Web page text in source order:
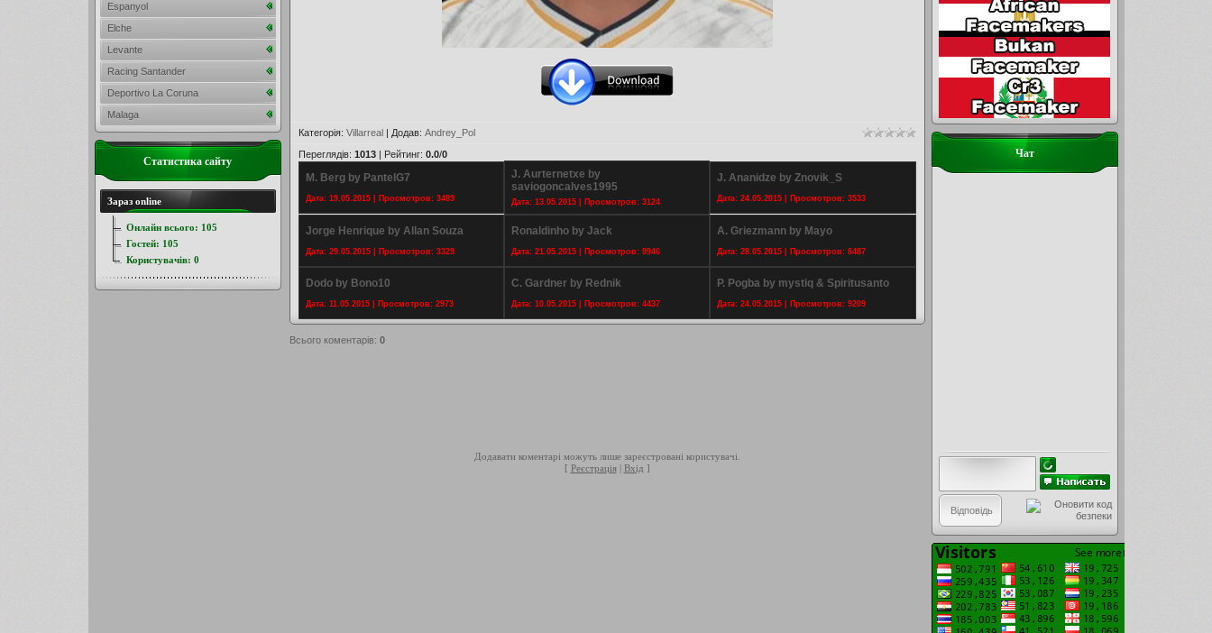
Категорія: Villarreal| Додав: Andrey_Pol
Переглядів: 1013| Рейтинг: 0.0/0
M. Berg by PantelG7
Дата: 19.05.2015 | Просмотров: 3489
J. Aurternetxe by
saviogoncalves1995
Дата: 13.05.2015 | Просмотров: 3124
J. Ananidze by Znovik_S
Дата: 24.05.2015 | Просмотров: 3533
Jorge Henrique by Allan Souza
Дата: 29.05.2015 | Просмотров: 3329
Ronaldinho by Jack
Дата: 21.05.2015 | Просмотров: 9946
A. Griezmann by Mayo
Дата: 28.05.2015 | Просмотров: 8487
Dodo by Bono10
Дата: 11.05.2015 | Просмотров: 2973
C. Gardner by Rednik
Дата: 10.05.2015 | Просмотров: 4437
P. Pogba by mystiq & Spiritusanto
Дата: 24.05.2015 | Просмотров: 9209
Всього коментарів: 0
Додавати коментарі можуть лише зареєстровані користувачі.
[ Реєстрація| Вхід ]
Чат
Espanyol
Elche
Levante
Racing Santander
Deportivo La Coruna
Malaga
Статистика сайту
Зараз online
Онлайн всього: 105
Гостей: 105
Користувачів: 0